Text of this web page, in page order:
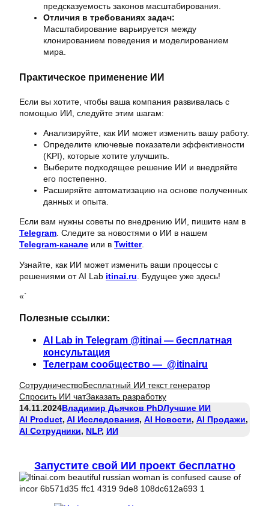
предсказуемость законов масштабирования.
Отличия в требованиях задач:
Масштабирование варьируется между
клонированием поведения и моделированием
мира.
Практическое применение ИИ
Если вы хотите, чтобы ваша компания развивалась с
помощью ИИ, следуйте этим шагам:
Анализируйте, как ИИ может изменить вашу работу.
Определите ключевые показатели эффективности
(KPI), которые хотите улучшить.
Выберите подходящее решение ИИ и внедряйте
его постепенно.
Расширяйте автоматизацию на основе полученных
данных и опыта.
Если вам нужны советы по внедрению ИИ, пишите нам в
Telegram. Следите за новостями о ИИ в нашем
Telegram-канале или в Twitter.
Узнайте, как ИИ может изменить ваши процессы с
решениями от AI Lab itinai.ru . Будущее уже здесь!
«`
Полезные ссылки:
AI Lab in Telegram @itinai — бесплатная
консультация
Телеграм сообщество — @itinairu
СотрудничествоБесплатный ИИ текст генератор
Спросить ИИ чатЗаказать разработку
14.11.2024Владимир Дьячков PhDЛучшие ИИ
AI Product, AI Исследования, AI Новости, AI Продажи
AI Сотрудники, NLP, ИИ
Запустите свой ИИ проект бесплатно